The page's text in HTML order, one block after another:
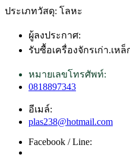
ประเภทวัสดุ: โลหะ
ผู้ลงประกาศ:
รับซื้อเครื่องจักรเก่า.เ
หมายเลขโทรศัพท์:
0818897343
อีเมล์:
plas238@hotmail.com
Facebook / Line: